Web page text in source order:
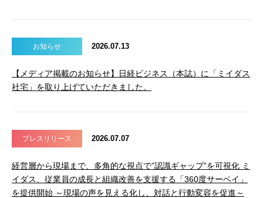
お知らせ 2026.07.13
【メディア掲載のお知らせ】日経ビジネス（本誌）に「ミイダス
社宅」を取り上げていただきました。
プレスリリース 2026.07.07
経営層から現場まで、多角的な視点で”認識ギャップ”を可視化 ミ
イダス、従業員の成長と組織改善を支援する「360度サーベイ」
を提供開始 ～現場の声を見える化し、対話と行動変容を促進～